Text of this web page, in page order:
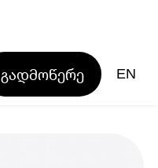
გადმოწერე EN